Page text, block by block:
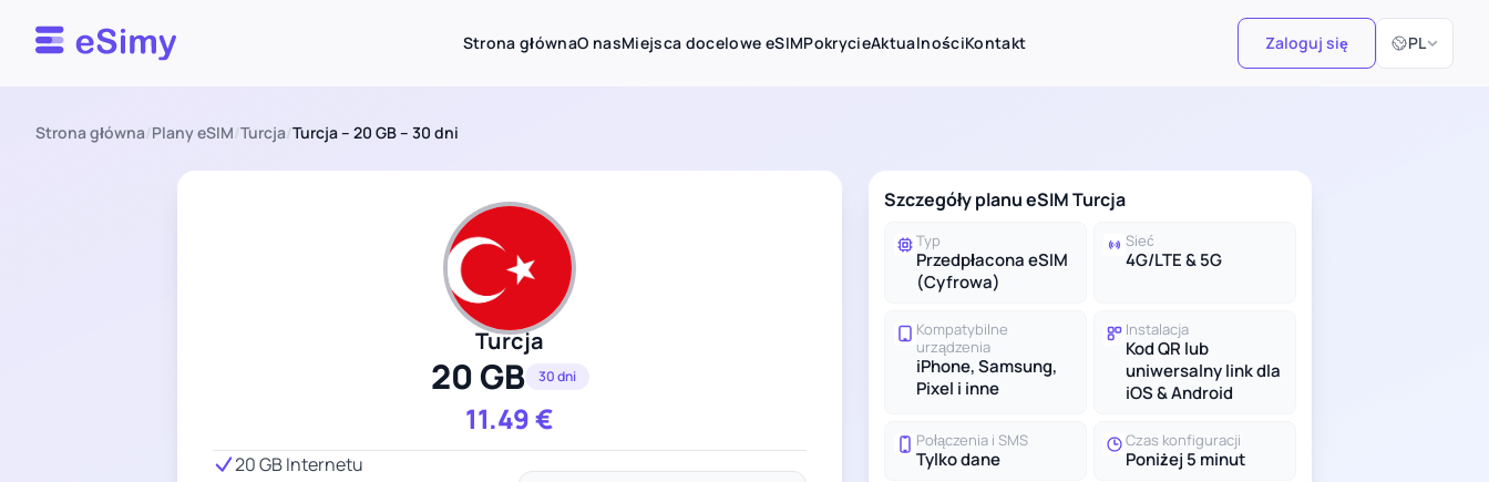
Esimy Strona głównaO nasMiejsca docelowe eSIMPokrycieAktualnościKontakt Zaloguj się PL
Wybierz język
Strona główna/Plany eSIM/Turcja/Turcja – 20 GB – 30 dni
Turcja
20 GB 30 dni
11.49€
20 GB Internetu
Szczegóły planu eSIM Turcja
Typ
Przedpłacona eSIM
(Cyfrowa)
Sieć
4G/LTE & 5G
Kompatybilne
urządzenia
iPhone, Samsung,
Pixel i inne
Instalacja
Kod QR lub
uniwersalny link dla
iOS & Android
Połączenia i SMS
Tylko dane
Czas konfiguracji
Poniżej 5 minut